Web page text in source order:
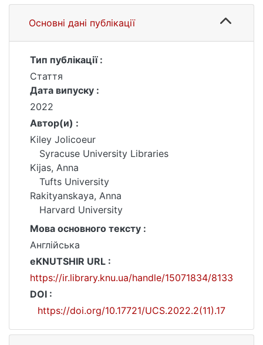
Основні дані публікації
Тип публікації :
Стаття
Дата випуску :
2022
Автор(и) :
Kiley Jolicoeur
Syracuse University Libraries
Kijas, Anna
Tufts University
Rakityanskaya, Anna
Harvard University
Мова основного тексту :
Англійська
eKNUTSHIR URL :
https://ir.library.knu.ua/handle/15071834/8133
DOI :
https://doi.org/10.17721/UCS.2022.2(11).17